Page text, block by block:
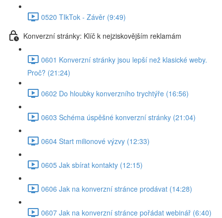
0520 TIkTok - Závěr (9:49)
Konverzní stránky: Klíč k nejziskovějším reklamám
0601 Konverzní stránky jsou lepší než klasické weby.
Proč? (21:24)
0602 Do hloubky konverzního trychtýře (16:56)
0603 Schéma úspěšné konverzní stránky (21:04)
0604 Start milionové výzvy (12:33)
0605 Jak sbírat kontakty (12:15)
0606 Jak na konverzní stránce prodávat (14:28)
0607 Jak na konverzní stránce pořádat webinář (6:40)